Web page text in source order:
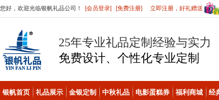
您好，欢迎光临银帆礼品公司！ [会员登录] [免费注册] 立即注册，好礼赠送
25年专业礼品定制经验与实力
免费设计、个性化专业定制
银帆首页 礼品展示 金银定制 中秋礼品 电影蛋糕券 福利商城 经